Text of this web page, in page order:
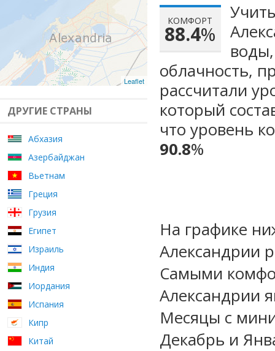
Leaflet
ДРУГИЕ СТРАНЫ
Абхазия
Азербайджан
Вьетнам
Греция
Грузия
Египет
Израиль
Индия
Иордания
Испания
Кипр
Китай
КОМФОРТ
88.4%
облачность,
рассчитали
который
что уровень
90.8%
На графике
Александрии
Самыми
Александрии
Месяцы с
Декабрь и